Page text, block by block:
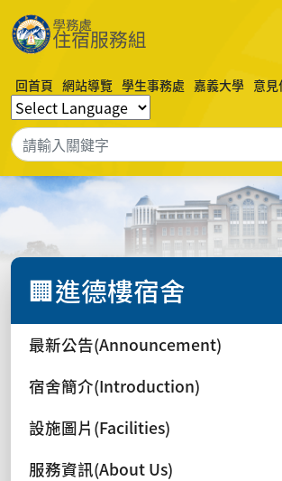
回首頁 網站導覽 學生事務處 嘉義大學 意
🏢進德樓宿舍
最新公告(Announcement)
宿舍簡介(Introduction)
設施圖片(Facilities)
服務資訊(About Us)